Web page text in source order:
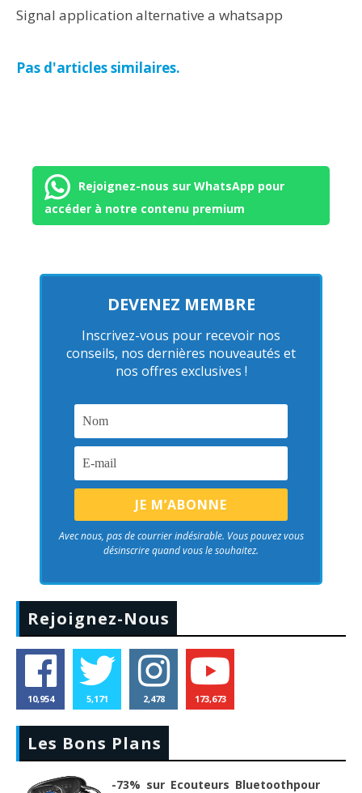
Signal application alternative a whatsapp
Pas d'articles similaires.
Rejoignez-nous sur WhatsApp pour
accéder à notre contenu premium
DEVENEZ MEMBRE
Inscrivez-vous pour recevoir nos
conseils, nos dernières nouveautés et
nos offres exclusives !
Avec nous, pas de courrier indésirable. Vous pouvez vous
désinscrire quand vous le souhaitez.
Rejoignez-Nous
10,954 5,171 2,478 173,673
Les Bons Plans
-73% sur Ecouteurs Bluetoothpour